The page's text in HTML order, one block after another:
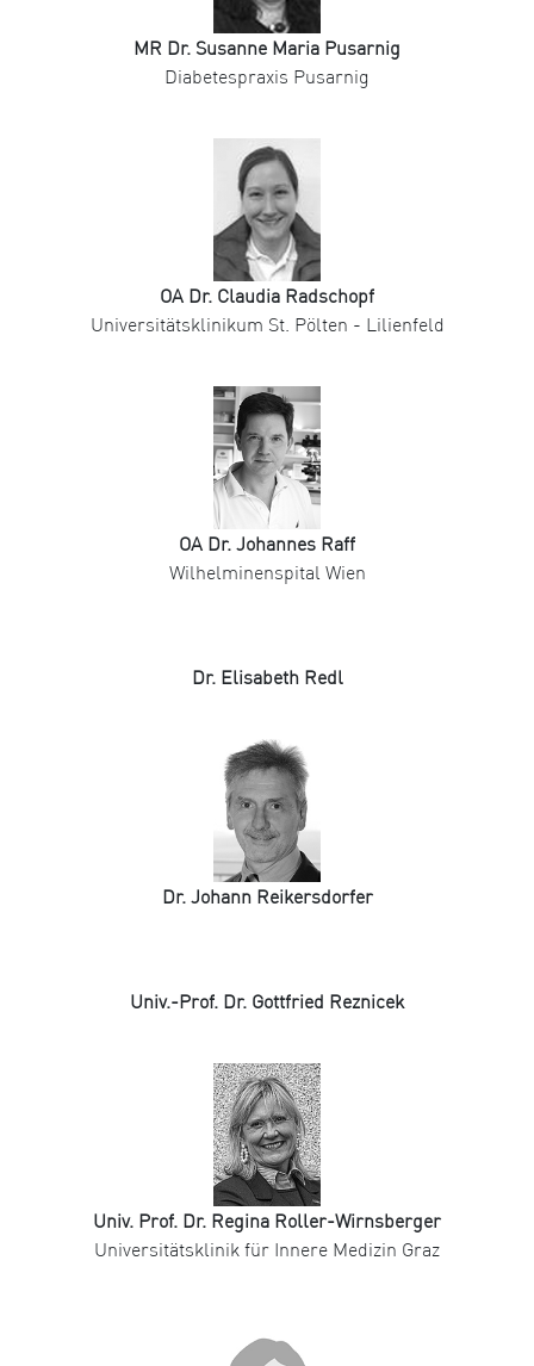
MR Dr. Susanne Maria Pusarnig
Diabetespraxis Pusarnig
OA Dr. Claudia Radschopf
Universitätsklinikum St. Pölten - Lilienfeld
OA Dr. Johannes Raff
Wilhelminenspital Wien
Dr. Elisabeth Redl
Dr. Johann Reikersdorfer
Univ.-Prof. Dr. Gottfried Reznicek
Univ. Prof. Dr. Regina Roller-Wirnsberger
Universitätsklinik für Innere Medizin Graz